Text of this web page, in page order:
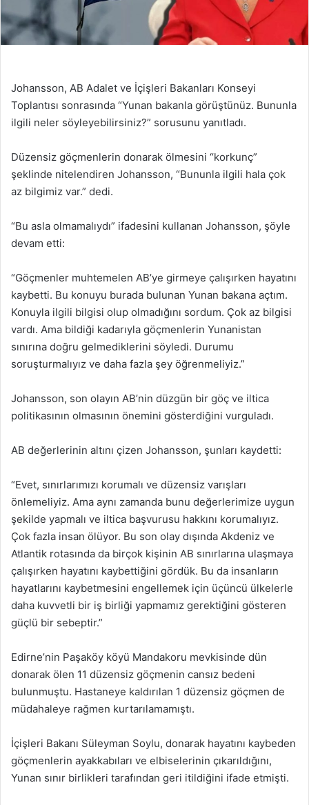
Johansson, AB Adalet ve İçişleri Bakanları Konseyi
Toplantısı sonrasında “Yunan bakanla görüştünüz. Bununla
ilgili neler söyleyebilirsiniz?” sorusunu yanıtladı.
Düzensiz göçmenlerin donarak ölmesini “korkunç”
şeklinde nitelendiren Johansson, “Bununla ilgili hala çok
az bilgimiz var.” dedi.
“Bu asla olmamalıydı” ifadesini kullanan Johansson, şöyle
devam etti:
“Göçmenler muhtemelen AB’ye girmeye çalışırken hayatını
kaybetti. Bu konuyu burada bulunan Yunan bakana açtım.
Konuyla ilgili bilgisi olup olmadığını sordum. Çok az bilgisi
vardı. Ama bildiği kadarıyla göçmenlerin Yunanistan
sınırına doğru gelmediklerini söyledi. Durumu
soruşturmalıyız ve daha fazla şey öğrenmeliyiz.”
Johansson, son olayın AB’nin düzgün bir göç ve iltica
politikasının olmasının önemini gösterdiğini vurguladı.
AB değerlerinin altını çizen Johansson, şunları kaydetti:
“Evet, sınırlarımızı korumalı ve düzensiz varışları
önlemeliyiz. Ama aynı zamanda bunu değerlerimize uygun
şekilde yapmalı ve iltica başvurusu hakkını korumalıyız.
Çok fazla insan ölüyor. Bu son olay dışında Akdeniz ve
Atlantik rotasında da birçok kişinin AB sınırlarına ulaşmaya
çalışırken hayatını kaybettiğini gördük. Bu da insanların
hayatlarını kaybetmesini engellemek için üçüncü ülkelerle
daha kuvvetli bir iş birliği yapmamız gerektiğini gösteren
güçlü bir sebeptir.”
Edirne’nin Paşaköy köyü Mandakoru mevkisinde dün
donarak ölen 11 düzensiz göçmenin cansız bedeni
bulunmuştu. Hastaneye kaldırılan 1 düzensiz göçmen de
müdahaleye rağmen kurtarılamamıştı.
İçişleri Bakanı Süleyman Soylu, donarak hayatını kaybeden
göçmenlerin ayakkabıları ve elbiselerinin çıkarıldığını,
Yunan sınır birlikleri tarafından geri itildiğini ifade etmişti.